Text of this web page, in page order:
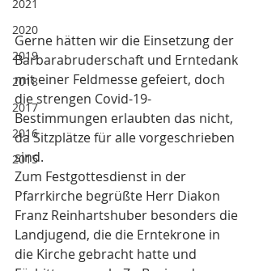
2021
2020
2019
2018
2017
2016
2015
Gerne hätten wir die Einsetzung der
Barbarabruderschaft und Erntedank
mit einer Feldmesse gefeiert, doch
die strengen Covid-19-
Bestimmungen erlaubten das nicht,
da Sitzplätze für alle vorgeschrieben
sind.
Zum Festgottesdienst in der
Pfarrkirche begrüßte Herr Diakon
Franz Reinhartshuber besonders die
Landjugend, die die Erntekrone in
die Kirche gebracht hatte und